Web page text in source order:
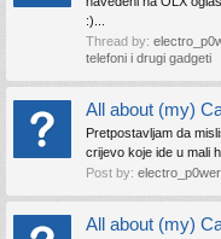
:)...
Thread by:
telefoni i drugi gadgeti
All about (my)
Pretpostavljam da
crijevo koje ide u mali
Post by: electro_p0wer
All about (my)